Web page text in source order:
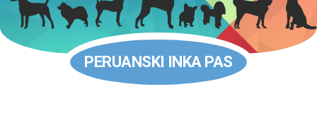
PERUANSKI INKA PAS